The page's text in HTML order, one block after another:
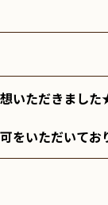
いただきまし
をいただいてお